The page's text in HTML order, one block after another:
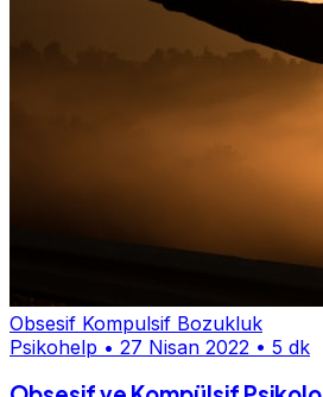
Obsesif Kompulsif Bozukluk
Psikohelp • 27 Nisan 2022 • 5 dk